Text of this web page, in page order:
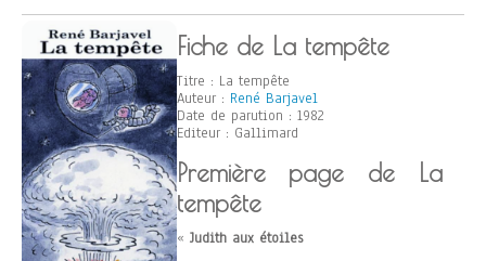
Fiche de La tempête
Titre : La tempête
Auteur : René Barjavel
Date de parution : 1982
Editeur : Gallimard
Première page de La
tempête
« Judith aux étoiles